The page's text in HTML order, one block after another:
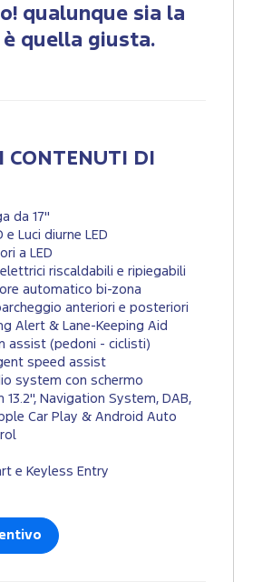
qualunque sia la
quella giusta.
CONTENUTI DI
da 17"
e Luci diurne LED
a LED
riscaldabili e ripiegabili
automatico bi-zona
anteriori e posteriori
Alert & Lane-Keeping Aid
assist (pedoni - ciclisti)
speed assist
system con schermo
13.2'', Navigation System, DAB,
Car Play & Android Auto
e Keyless Entry